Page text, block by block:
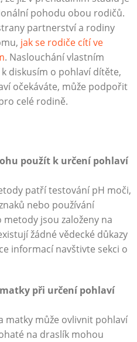
pohodu obou rodičů.
partnerství a rodiny
jak se rodiče cítí ve
. Naslouchání vlastním
diskusím o pohlaví dítěte,
očekáváte, může podpořit
celé rodině.
použít k určení pohlaví
patří testování pH moči,
nebo používání
jsou založeny na
žádné vědecké důkazy
informací navštivte sekci o
při určení pohlaví
matky může ovlivnit pohlaví
na draslík mohou